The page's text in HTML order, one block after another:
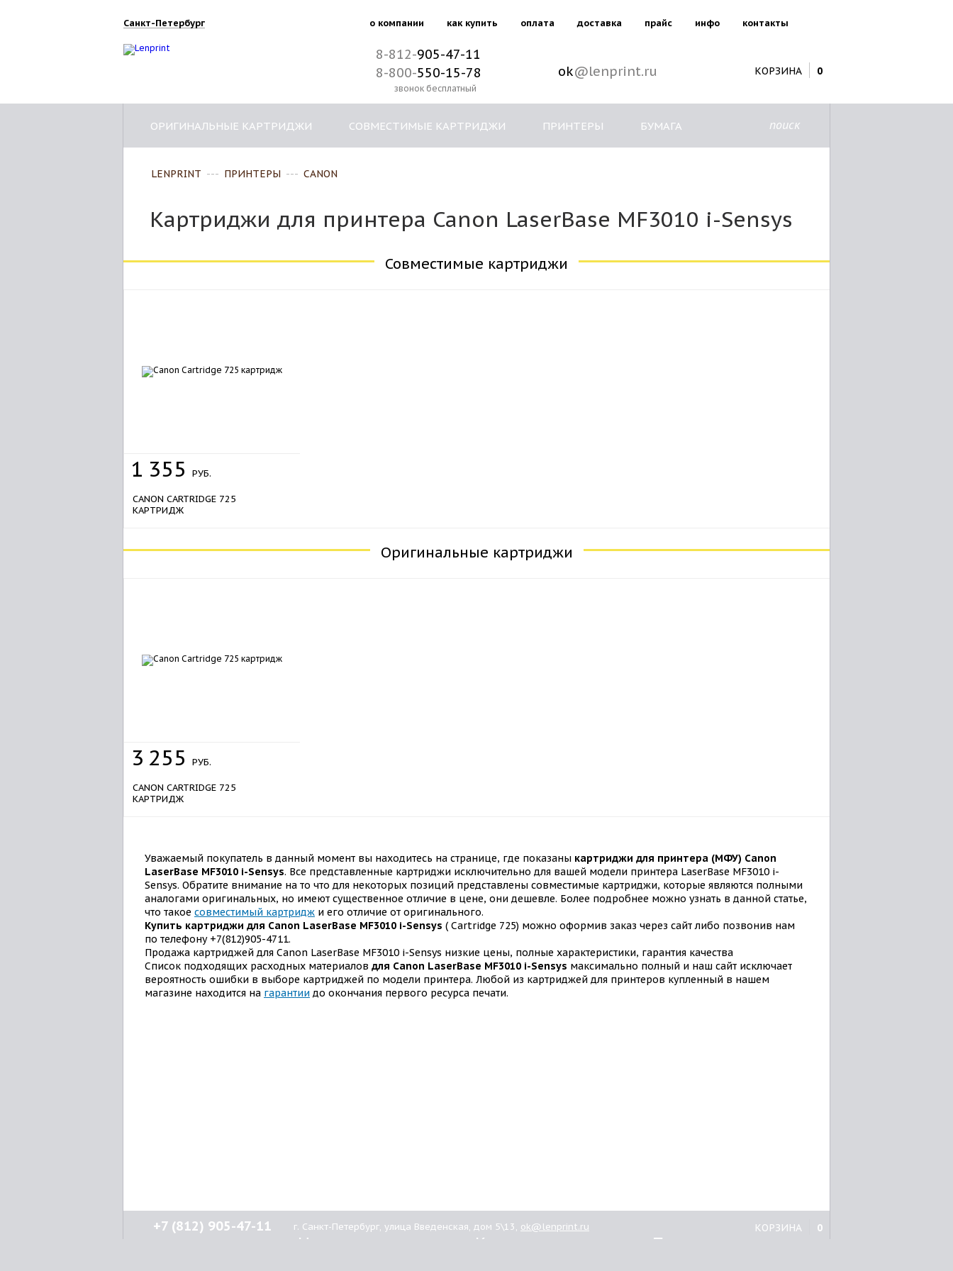
о компании как купить оплата доставка прайс инфо контакты
Санкт-Петербург
8-812-905-47-11
8-800-550-15-78
звонок бесплатный
ok@lenprint.ru КОРЗИНА 0
поиск
ОРИГИНАЛЬНЫЕ КАРТРИДЖИ СОВМЕСТИМЫЕ КАРТРИДЖИ ПРИНТЕРЫ БУМАГА
LENPRINT --- ПРИНТЕРЫ --- CANON
Картриджи для принтера Canon LaserBase MF3010 i-Sensys
Совместимые картриджи
1 355 РУБ.
CANON CARTRIDGE 725
КАРТРИДЖ
Оригинальные картриджи
3 255 РУБ.
CANON CARTRIDGE 725
КАРТРИДЖ
Уважаемый покупатель в данный момент вы находитесь на странице, где показаны картриджи для принтера (МФУ) Canon
LaserBase MF3010 i-Sensys. Все представленные картриджи исключительно для вашей модели принтера LaserBase MF3010 i-
Sensys. Обратите внимание на то что для некоторых позиций представлены совместимые картриджи, которые являются полными
аналогами оригинальных, но имеют существенное отличие в цене, они дешевле. Более подробнее можно узнать в данной статье,
что такое совместимый картридж и его отличие от оригинального.
Купить картриджи для Canon LaserBase MF3010 i-Sensys ( Cartridge 725) можно оформив заказ через сайт либо позвонив нам
по телефону +7(812)905-4711.
Продажа картриджей для Canon LaserBase MF3010 i-Sensys низкие цены, полные характеристики, гарантия качества
Список подходящих расходных материалов для Canon LaserBase MF3010 i-Sensys максимально полный и наш сайт исключает
вероятность ошибки в выборе картриджей по модели принтера. Любой из картриджей для принтеров купленный в нашем
магазине находится на гарантии до окончания первого ресурса печати.
Принтеры
Картриджи
Нашим
КОРЗИНА 0
+7 (812) 905-47-11 г. Санкт-Петербург, улица Введенская, дом 5\13, ok@lenprint.ru